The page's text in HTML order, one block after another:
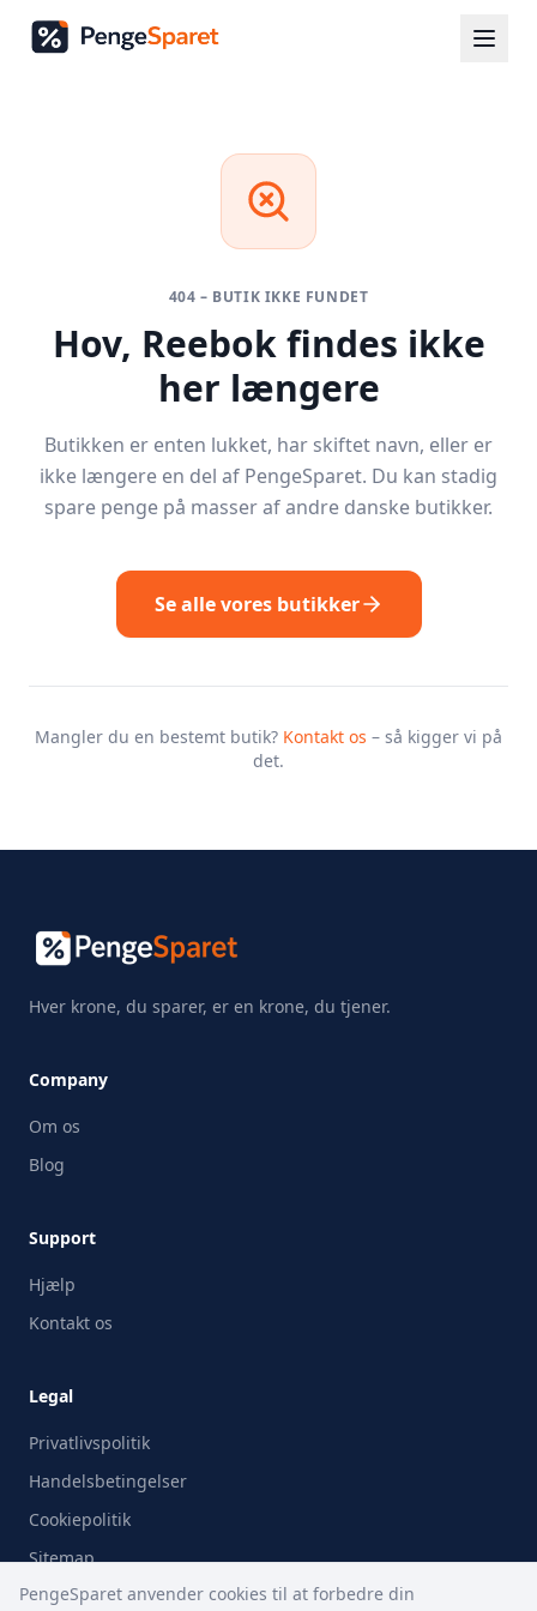
404 – BUTIK IKKE FUNDET
Hov, Reebokfindes ikke
her længere
Butikken er enten lukket, har skiftet navn, eller er
ikke længere en del af PengeSparet. Du kan stadig
spare penge på masser af andre danske butikker.
Se alle vores butikker
Mangler du en bestemt butik? Kontakt os – så kigger vi på
det.
Hver krone, du sparer, er en krone, du tjener.
Company
Om os
Blog
Support
Hjælp
Kontakt os
Legal
Privatlivspolitik
Handelsbetingelser
Cookiepolitik
Sitemap
PengeSparet anvender cookies til at forbedre din